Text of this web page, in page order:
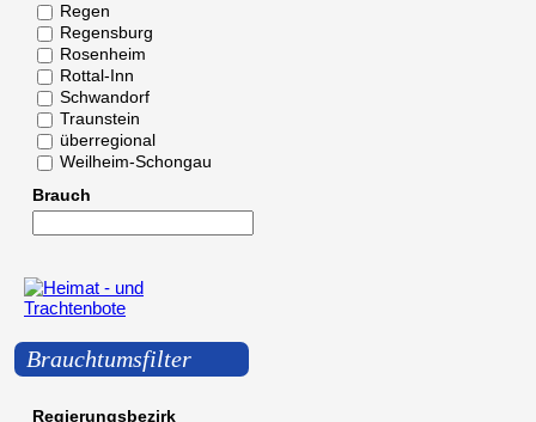
Regen
Regensburg
Rosenheim
Rottal-Inn
Schwandorf
Traunstein
überregional
Weilheim-Schongau
Brauch
Brauchtumsfilter
Regierungsbezirk